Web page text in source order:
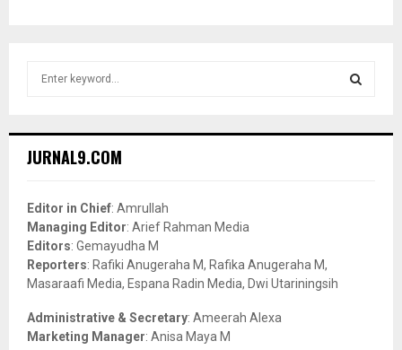
h
o
r
:
JURNAL9.COM
Editor in Chief: Amrullah
Managing Editor: Arief Rahman Media
Editors: Gemayudha M
Reporters: Rafiki Anugeraha M, Rafika Anugeraha M,
Masaraafi Media, Espana Radin Media, Dwi Utariningsih
Administrative & Secretary: Ameerah Alexa
Marketing Manager: Anisa Maya M